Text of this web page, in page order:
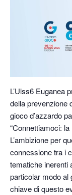
L’Ulss6 Euganea
della prevenzione
gioco d’azzardo
“Connettiamoci:
L’ambizione per
connessione tra i
tematiche inerenti
particolar modo al
chiave di questo